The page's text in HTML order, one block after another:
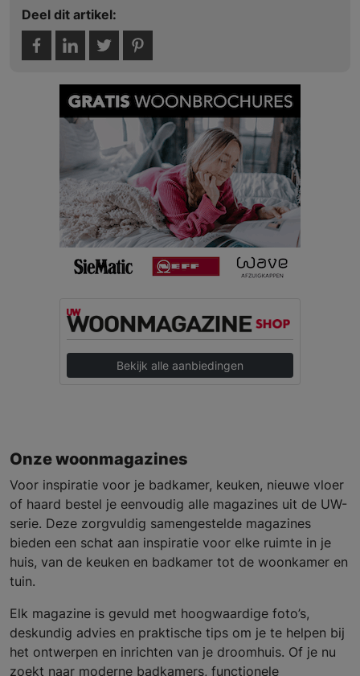
Deel dit artikel:
Bekijk alle aanbiedingen
Onze woonmagazines
Voor inspiratie voor je badkamer, keuken, nieuwe vloer
of haard bestel je eenvoudig alle magazines uit de UW-
serie. Deze zorgvuldig samengestelde magazines
bieden een schat aan inspiratie voor elke ruimte in je
huis, van de keuken en badkamer tot de woonkamer en
tuin.
Elk magazine is gevuld met hoogwaardige foto’s,
deskundig advies en praktische tips om je te helpen bij
het ontwerpen en inrichten van je droomhuis. Of je nu
zoekt naar moderne badkamers, functionele